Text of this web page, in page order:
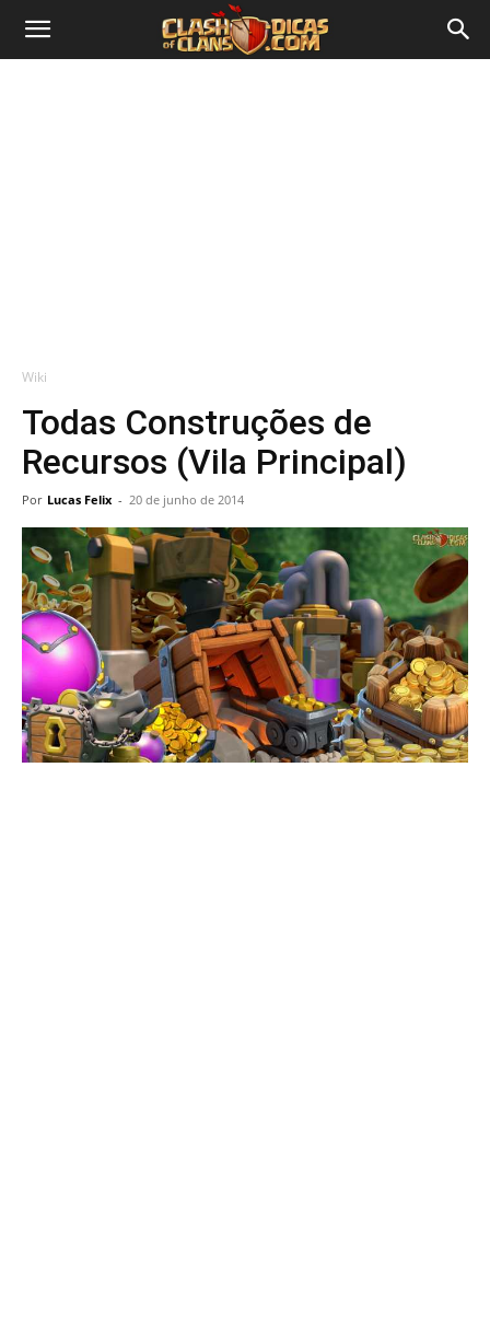
Wiki
Todas Construções de
Recursos (Vila Principal)
Por Lucas Felix - 20 de junho de 2014